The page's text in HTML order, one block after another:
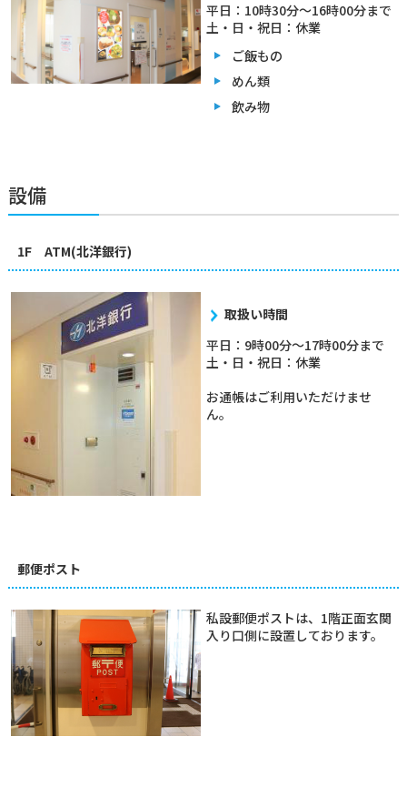
平日：10時30分～16時00分まで
土・日・祝日：休業
ご飯もの
めん類
飲み物
設備
1F ATM(北洋銀行)
取扱い時間
平日：9時00分～17時00分まで
土・日・祝日：休業
お通帳はご利用いただけませ
ん。
郵便ポスト
私設郵便ポストは、1階正面玄関
入り口側に設置しております。